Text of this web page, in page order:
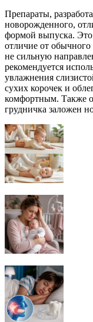
Препараты,
новорожденного,
формой выпуска.
отличие от обычного
не сильную
рекомендуется
увлажнения
сухих корочек и
комфортным. Также
грудничка заложен